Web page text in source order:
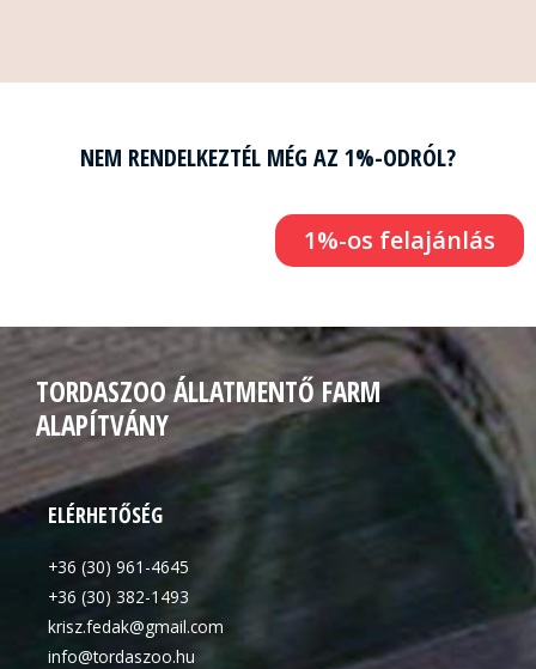
NEM RENDELKEZTÉL MÉG AZ 1%-ODRÓL?
1%-os felajánlás
TORDASZOO ÁLLATMENTŐ FARM
ALAPÍTVÁNY
ELÉRHETŐSÉG
+36 (30) 961-4645
+36 (30) 382-1493
krisz.fedak@gmail.com
info@tordaszoo.hu